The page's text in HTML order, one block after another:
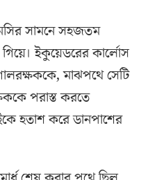
সামনে সহজতম
ইকুয়েডরের কার্লোস
মাঝপথে সেটি
পরাস্ত করতে
হতাশ করে ডানপাশের